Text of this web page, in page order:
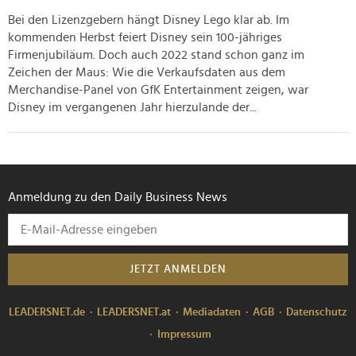
gesammelt haben.
Bei den Lizenzgebern hängt Disney Lego klar ab. Im
kommenden Herbst feiert Disney sein 100-jähriges
Firmenjubiläum. Doch auch 2022 stand schon ganz im
Zeichen der Maus: Wie die Verkaufsdaten aus dem
Merchandise-Panel von GfK Entertainment zeigen, war
Disney im vergangenen Jahr hierzulande der...
Anmeldung zu den Daily Business News
JETZT ANMELDEN
LEADERSNET.de LEADERSNET.at Mediadaten AGB
Datenschutz
Impressum